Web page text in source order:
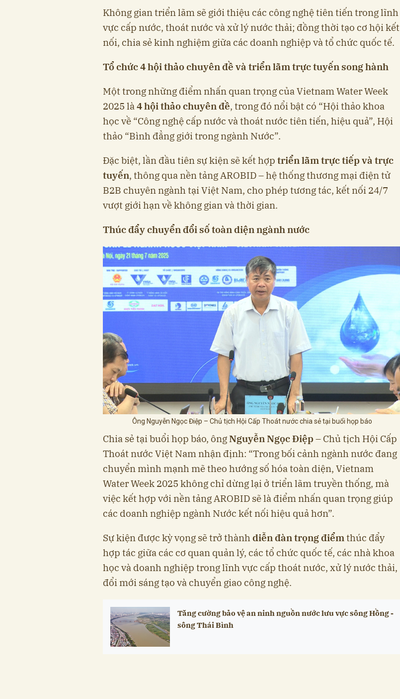
Không gian triển lãm sẽ giới thiệu các công nghệ tiên tiến trong lĩnh
vực cấp nước, thoát nước và xử lý nước thải; đồng thời tạo cơ hội kết
nối, chia sẻ kinh nghiệm giữa các doanh nghiệp và tổ chức quốc tế.
Tổ chức 4 hội thảo chuyên đề và triển lãm trực tuyến song hành
Một trong những điểm nhấn quan trọng của Vietnam Water Week
2025 là 4 hội thảo chuyên đề, trong đó nổi bật có “Hội thảo khoa
học về “Công nghệ cấp nước và thoát nước tiên tiến, hiệu quả”, Hội
thảo “Bình đẳng giới trong ngành Nước”.
Đặc biệt, lần đầu tiên sự kiện sẽ kết hợp triển lãm trực tiếp và trực
tuyến, thông qua nền tảng AROBID – hệ thống thương mại điện tử
B2B chuyên ngành tại Việt Nam, cho phép tương tác, kết nối 24/7
vượt giới hạn về không gian và thời gian.
Thúc đẩy chuyển đổi số toàn diện ngành nước
Ông Nguyễn Ngọc Điệp – Chủ tịch Hội Cấp Thoát nước chia sẻ tại buổi họp báo
Chia sẻ tại buổi họp báo, ôngNguyễn Ngọc Điệp – Chủ tịch Hội Cấp
Thoát nước Việt Nam nhận định: “Trong bối cảnh ngành nước đang
chuyển mình mạnh mẽ theo hướng số hóa toàn diện, Vietnam
Water Week 2025 không chỉ dừng lại ở triển lãm truyền thống, mà
việc kết hợp với nền tảng AROBID sẽ là điểm nhấn quan trọng giúp
các doanh nghiệp ngành Nước kết nối hiệu quả hơn”.
Sự kiện được kỳ vọng sẽ trở thànhdiễn đàn trọng điểmthúc đẩy
hợp tác giữa các cơ quan quản lý, các tổ chức quốc tế, các nhà khoa
học và doanh nghiệp trong lĩnh vực cấp thoát nước, xử lý nước thải,
đổi mới sáng tạo và chuyển giao công nghệ.
Tăng cường bảo vệ an ninh nguồn nước lưu vực sông Hồng -
sông Thái Bình